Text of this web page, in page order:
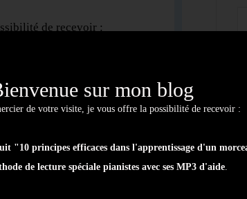
de recevoir :
d'un morceau"
pianistesavec MP3.
vous les envoyer.
sur mon blog
de votre visite, je vous offre la possibilité de recevoir :
"10 principes efficaces dans l'apprentissage d'un
de lecture spéciale pianistes avec ses MP3 d'aide